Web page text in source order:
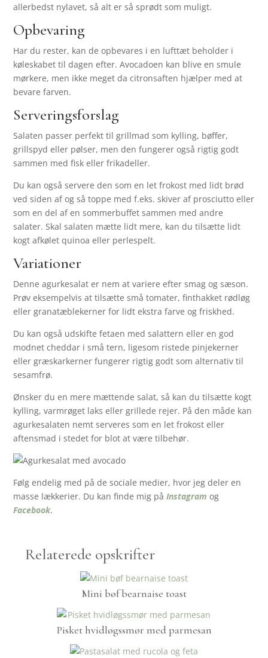
allerbedst nylavet, så alt er så sprødt som muligt.
Opbevaring
Har du rester, kan de opbevares i en lufttæt beholder i
køleskabet til dagen efter. Avocadoen kan blive en smule
mørkere, men ikke meget da citronsaften hjælper med at
bevare farven.
Serveringsforslag
Salaten passer perfekt til grillmad som kylling, bøffer,
grillspyd eller pølser, men den fungerer også rigtig godt
sammen med fisk eller frikadeller.
Du kan også servere den som en let frokost med lidt brød
ved siden af og så toppe med f.eks. skiver af prosciutto eller
som en del af en sommerbuffet sammen med andre
salater. Skal salaten mætte lidt mere, kan du tilsætte lidt
kogt afkølet quinoa eller perlespelt.
Variationer
Denne agurkesalat er nem at variere efter smag og sæson.
Prøv eksempelvis at tilsætte små tomater, finthakket rødløg
eller granatæblekerner for lidt ekstra farve og friskhed.
Du kan også udskifte fetaen med salattern eller en god
modnet cheddar i små tern, ligesom ristede pinjekerner
eller græskarkerner fungerer rigtig godt som alternativ til
sesamfrø.
Ønsker du en mere mættende salat, så kan du tilsætte kogt
kylling, varmrøget laks eller grillede rejer. På den måde kan
agurkesalaten nemt serveres som en let frokost eller
aftensmad i stedet for blot at være tilbehør.
Følg endelig med på de sociale medier, hvor jeg deler en
masse lækkerier. Du kan finde mig påInstagram og
Facebook.
Relaterede opskrifter
Mini bøf bearnaise toast
Pisket hvidløgssmør med parmesan